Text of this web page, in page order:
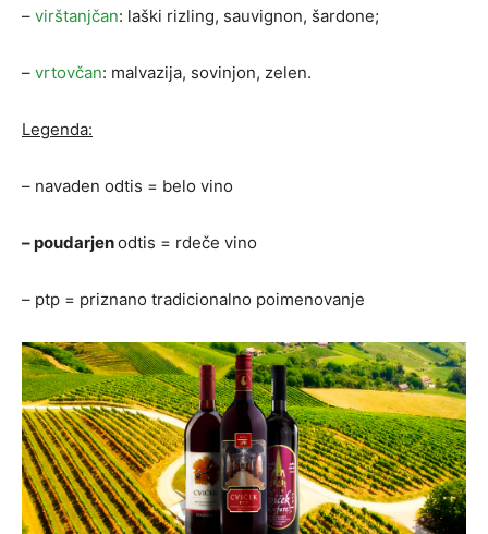
– virštanjčan: laški rizling, sauvignon, šardone;
– vrtovčan: malvazija, sovinjon, zelen.
Legenda:
– navaden odtis = belo vino
– poudarjenodtis = rdeče vino
– ptp = priznano tradicionalno poimenovanje